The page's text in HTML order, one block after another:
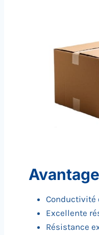
Conductivité
Excellente
Résistance